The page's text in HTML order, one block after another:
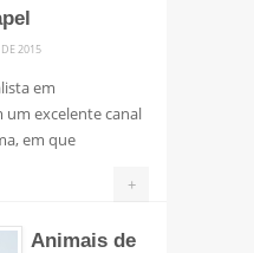
2015
em
excelente canal
em que
+
Animais de